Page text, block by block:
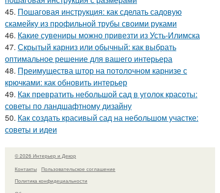
45. Пошаговая инструкция: как сделать садовую
скамейку из профильной трубы своими руками
46. Какие сувениры можно привезти из Усть-Илимска
47. Скрытый карниз или обычный: как выбрать
оптимальное решение для вашего интерьера
48. Преимущества штор на потолочном карнизе с
крючками: как обновить интерьер
49. Как превратить небольшой сад в уголок красоты:
советы по ландшафтному дизайну
50. Как создать красивый сад на небольшом участке:
советы и идеи
© 2026 Интерьер и Декор
Контакты
Пользовательское соглашение
Политика конфидециальности